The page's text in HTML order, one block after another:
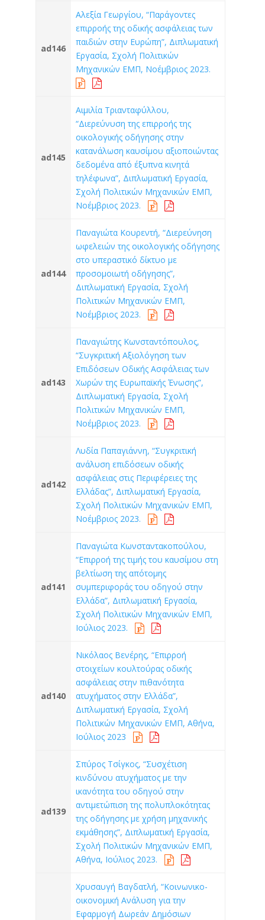
ad146
Αλεξία Γεωργίου, “Παράγοντες
επιρροής της οδικής ασφάλειας των
παιδιών στην Ευρώπη”, Διπλωματική
Εργασία, Σχολή Πολιτικών
Μηχανικών ΕΜΠ, Νοέμβριος 2023.
ad145
Αιμιλία Τριανταφύλλου,
“Διερεύνυση της επιρροής της
οικολογικής οδήγησης στην
κατανάλωση καυσίμου αξιοποιώντας
δεδομένα από έξυπνα κινητά
τηλέφωνα”, Διπλωματική Εργασία,
Σχολή Πολιτικών Μηχανικών ΕΜΠ,
Νοέμβριος 2023.
ad144
Παναγιώτα Κουρεντή, “Διερεύνηση
ωφελειών της οικολογικής οδήγησης
στο υπεραστικό δίκτυο με
προσομοιωτή οδήγησης”,
Διπλωματική Εργασία, Σχολή
Πολιτικών Μηχανικών ΕΜΠ,
Νοέμβριος 2023.
ad143
Παναγιώτης Κωνσταντόπουλος,
“Συγκριτική Αξιολόγηση των
Επιδόσεων Οδικής Ασφάλειας των
Χωρών της Ευρωπαϊκής Ένωσης”,
Διπλωματική Εργασία, Σχολή
Πολιτικών Μηχανικών ΕΜΠ,
Νοέμβριος 2023.
ad142
Λυδία Παπαγιάννη, “Συγκριτική
ανάλυση επιδόσεων οδικής
ασφάλειας στις Περιφέρειες της
Ελλάδας”, Διπλωματική Εργασία,
Σχολή Πολιτικών Μηχανικών ΕΜΠ,
Νοέμβριος 2023.
ad141
Παναγιώτα Κωνσταντακοπούλου,
“Επιρροή της τιμής του καυσίμου στη
βελτίωση της απότομης
συμπεριφοράς του οδηγού στην
Ελλάδα”, Διπλωματική Εργασία,
Σχολή Πολιτικών Μηχανικών ΕΜΠ,
Ιούλιος 2023.
ad140
Νικόλαος Βενέρης, “Επιρροή
στοιχείων κουλτούρας οδικής
ασφάλειας στην πιθανότητα
ατυχήματος στην Ελλάδα”,
Διπλωματική Εργασία, Σχολή
Πολιτικών Μηχανικών ΕΜΠ, Αθήνα,
Ιούλιος 2023
ad139
Σπύρος Τσίγκος, “Συσχέτιση
κινδύνου ατυχήματος με την
ικανότητα του οδηγού στην
αντιμετώπιση της πολυπλοκότητας
της οδήγησης με χρήση μηχανικής
εκμάθησης”, Διπλωματική Εργασία,
Σχολή Πολιτικών Μηχανικών ΕΜΠ,
Αθήνα, Ιούλιος 2023.
Χρυσαυγή Βαγδατλή, “Κοινωνικο-
οικονομική Ανάλυση για την
Εφαρμογή Δωρεάν Δημόσιων